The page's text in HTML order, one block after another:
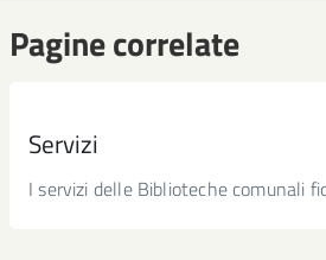
Le soste
Pagine correlate
Servizi
I servizi delle Biblioteche comunali